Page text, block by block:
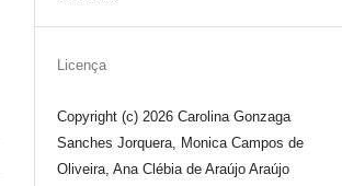
Licença
Copyright (c) 2026 Carolina Gonzaga
Sanches Jorquera, Monica Campos de
Oliveira, Ana Clébia de Araújo Araújo